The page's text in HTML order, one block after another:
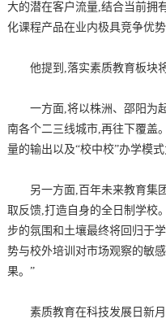
大的潜在客户流量,结合当前拥
化课程产品在业内极具竞争优
他提到,落实素质教育板块
一方面,将以株洲、邵阳为
南各个二三线城市,再往下覆盖
量的输出以及“校中校”办学模式
另一方面,百年未来教育集
取反馈,打造自身的全日制学校
步的氛围和土壤最终将回归于
势与校外培训对市场观察的敏
果。”
素质教育在科技发展日新